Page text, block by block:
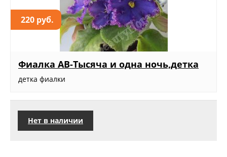
220 руб.
Фиалка АВ-Тысяча и одна ночь,детка
детка фиалки
Нет в наличии